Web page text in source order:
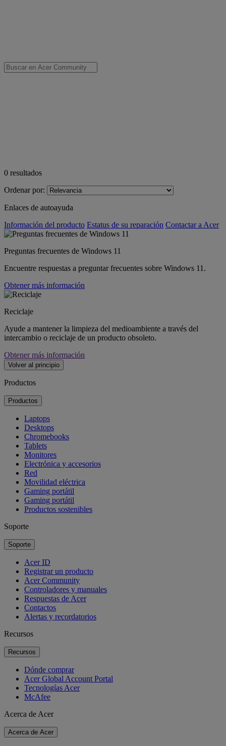
0 resultados
Ordenar por:
Enlaces de autoayuda
Información del producto Estatus de su reparación Contactar a Acer
Preguntas frecuentes de Windows 11
Encuentre respuestas a preguntar frecuentes sobre Windows 11.
Obtener más información
Reciclaje
Ayude a mantener la limpieza del medioambiente a través del
intercambio o reciclaje de un producto obsoleto.
Obtener más información
Volver al principio
Productos
Productos
Laptops
Desktops
Chromebooks
Tablets
Monitores
Electrónica y accesorios
Red
Movilidad eléctrica
Gaming portátil
Gaming portátil
Productos sostenibles
Soporte
Soporte
Acer ID
Registrar un producto
Acer Community
Controladores y manuales
Respuestas de Acer
Contactos
Alertas y recordatorios
Recursos
Recursos
Dónde comprar
Acer Global Account Portal
Tecnologías Acer
McAfee
Acerca de Acer
Acerca de Acer